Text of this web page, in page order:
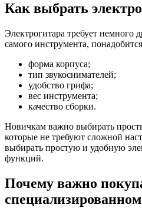
Как выбрать
Электрогитара требует немного
самого инструмента,
форма корпуса;
тип звукоснимателей;
удобство грифа;
вес инструмента;
качество сборки.
Новичкам важно выбирать
которые не требуют сложной
выбирать простую и удобную
функций.
Почему важно